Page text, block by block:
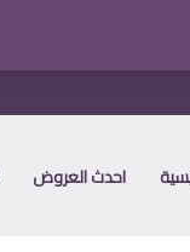
احدث العروض